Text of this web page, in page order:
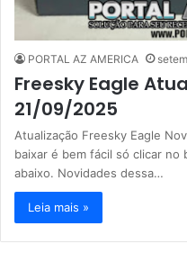
PORTAL AZ AMERICA
Freesky Eagle
21/09/2025
Atualização Freesky Eagle
baixar é bem fácil só clicar no
abaixo. Novidades dessa…
Leia mais »